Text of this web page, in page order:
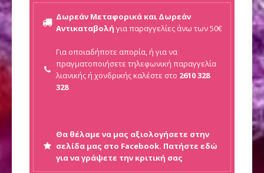
Δωρεάν Μεταφορικά και Δωρεάν
Αντικαταβολή για παραγγελίες άνω των 50€
Για οποιαδήποτε απορία, ή για να
πραγματοποιήσετε τηλεφωνική παραγγελία
λιανικής ή χονδρικής καλέστε στο 2610 328
328
Θα θέλαμε να μας αξιολογήσετε στην
σελίδα μας στο Facebook. Πατήστε εδώ
για να γράψετε την κριτική σας